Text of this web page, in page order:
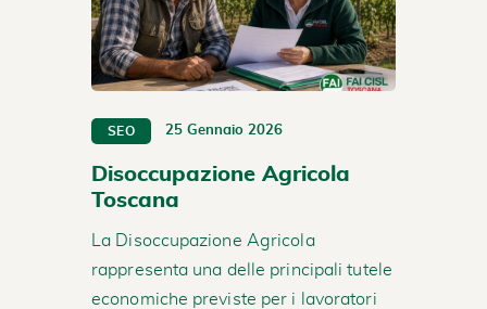
SEO 25 Gennaio 2026
Disoccupazione Agricola
Toscana
La Disoccupazione Agricola
rappresenta una delle principali tutele
economiche previste per i lavoratori